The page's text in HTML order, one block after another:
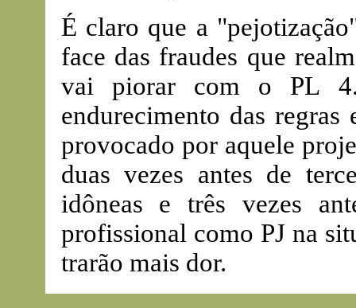
É claro que a
face das fraudes que
vai piorar com o PL
endurecimento das
provocado por aquele
duas vezes antes de
idôneas e três vezes
profissional como PJ na
trarão mais dor.